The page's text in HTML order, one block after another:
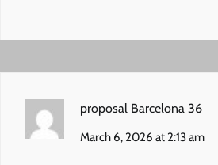
proposal Barcelona 36
March 6, 2026 at 2:13 am